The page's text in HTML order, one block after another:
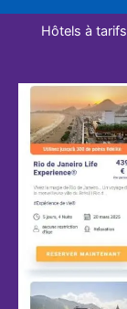
Hôtels à